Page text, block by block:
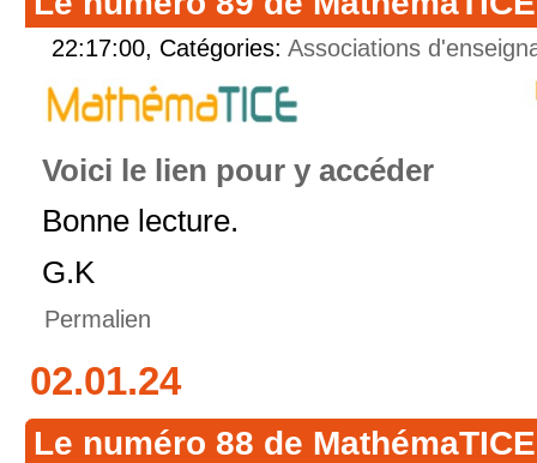
22:17:00, Catégories:Associations
Voici le lien pour y accéder
Bonne lecture.
G.K
Permalien
02.01.24
Le numéro 88 de